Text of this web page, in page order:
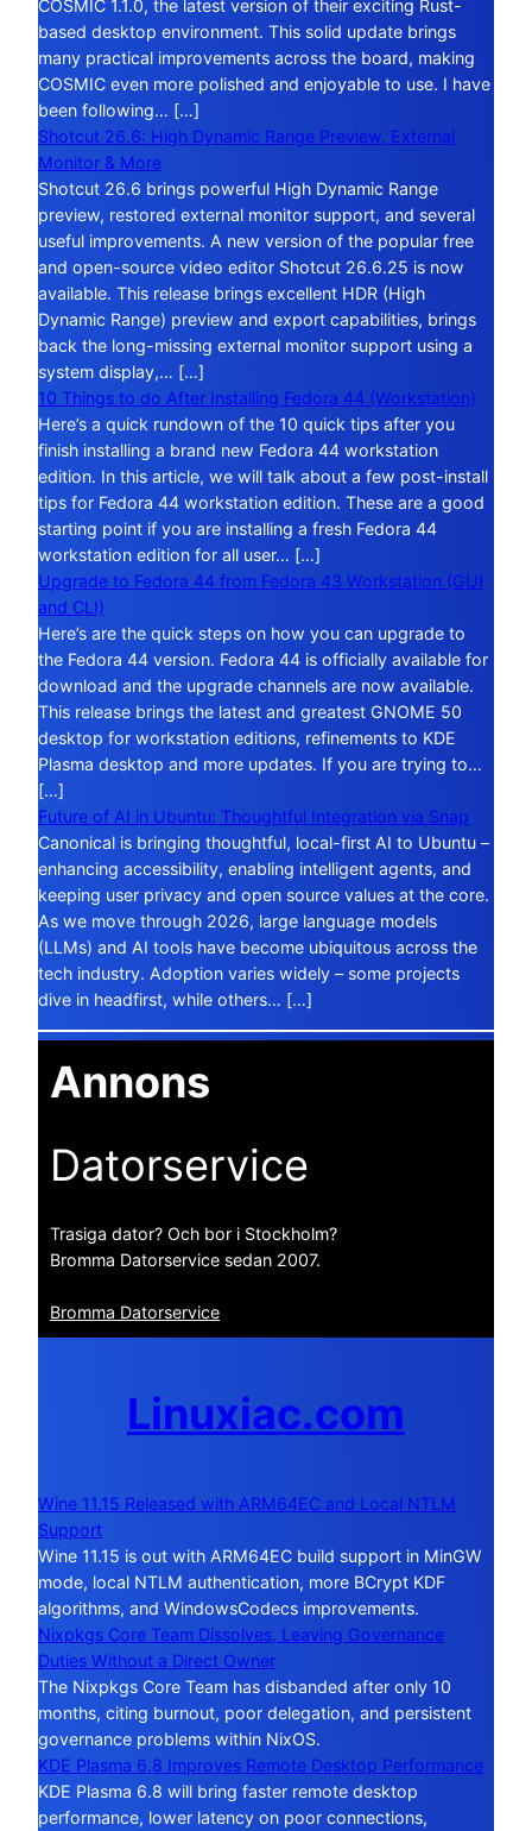
COSMIC 1.1.0, the latest version of their exciting Rust-
based desktop environment. This solid update brings
many practical improvements across the board, making
COSMIC even more polished and enjoyable to use. I have
been following… […]
Shotcut 26.6: High Dynamic Range Preview, External
Monitor & More
Shotcut 26.6 brings powerful High Dynamic Range
preview, restored external monitor support, and several
useful improvements. A new version of the popular free
and open-source video editor Shotcut 26.6.25 is now
available. This release brings excellent HDR (High
Dynamic Range) preview and export capabilities, brings
back the long-missing external monitor support using a
system display,… […]
10 Things to do After Installing Fedora 44 (Workstation)
Here’s a quick rundown of the 10 quick tips after you
finish installing a brand new Fedora 44 workstation
edition. In this article, we will talk about a few post-install
tips for Fedora 44 workstation edition. These are a good
starting point if you are installing a fresh Fedora 44
workstation edition for all user… […]
Upgrade to Fedora 44 from Fedora 43 Workstation (GUI
and CLI)
Here’s are the quick steps on how you can upgrade to
the Fedora 44 version. Fedora 44 is officially available for
download and the upgrade channels are now available.
This release brings the latest and greatest GNOME 50
desktop for workstation editions, refinements to KDE
Plasma desktop and more updates. If you are trying to…
[…]
Future of AI in Ubuntu: Thoughtful Integration via Snap
Canonical is bringing thoughtful, local-first AI to Ubuntu –
enhancing accessibility, enabling intelligent agents, and
keeping user privacy and open source values at the core.
As we move through 2026, large language models
(LLMs) and AI tools have become ubiquitous across the
tech industry. Adoption varies widely – some projects
dive in headfirst, while others… […]
Annons
Datorservice
Trasiga dator? Och bor i Stockholm?
Bromma Datorservice sedan 2007.
Bromma Datorservice
Linuxiac.com
Wine 11.15 Released with ARM64EC and Local NTLM
Support
Wine 11.15 is out with ARM64EC build support in MinGW
mode, local NTLM authentication, more BCrypt KDF
algorithms, and WindowsCodecs improvements.
Nixpkgs Core Team Dissolves, Leaving Governance
Duties Without a Direct Owner
The Nixpkgs Core Team has disbanded after only 10
months, citing burnout, poor delegation, and persistent
governance problems within NixOS.
KDE Plasma 6.8 Improves Remote Desktop Performance
KDE Plasma 6.8 will bring faster remote desktop
performance, lower latency on poor connections,